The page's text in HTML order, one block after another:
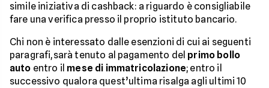
simile iniziativa di cashback: a riguardo è consigliabile
fare una verifica presso il proprio istituto bancario.
Chi non è interessato dalle esenzioni di cui ai seguenti
paragrafi,sarà tenuto al pagamento del primo bollo
auto entro il mese di immatricolazione; entro il
successivo qualora quest’ultima risalga agli ultimi 10